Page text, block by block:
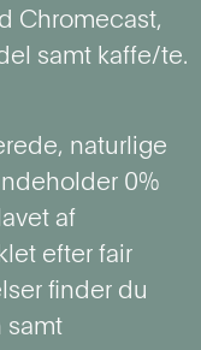
Chromecast,
samt kaffe/te.
naturlige
0%
af
efter fair
finder du
samt